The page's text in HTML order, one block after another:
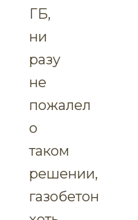
ГБ,
ни
разу
не
пожалел
о
таком
решении,
газобетон